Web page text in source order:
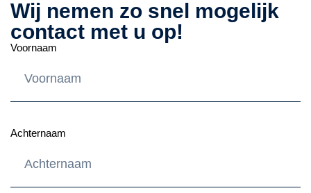
Wij nemen zo snel mogelijk
contact met u op!
Voornaam
Achternaam